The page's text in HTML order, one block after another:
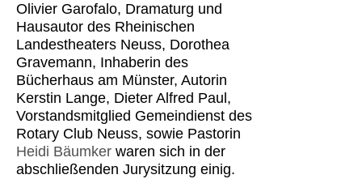
Olivier Garofalo, Dramaturg und
Hausautor des Rheinischen
Landestheaters Neuss, Dorothea
Gravemann, Inhaberin des
Bücherhaus am Münster, Autorin
Kerstin Lange, Dieter Alfred Paul,
Vorstandsmitglied Gemeindienst des
Rotary Club Neuss, sowie Pastorin
Heidi Bäumker waren sich in der
abschließenden Jurysitzung einig.